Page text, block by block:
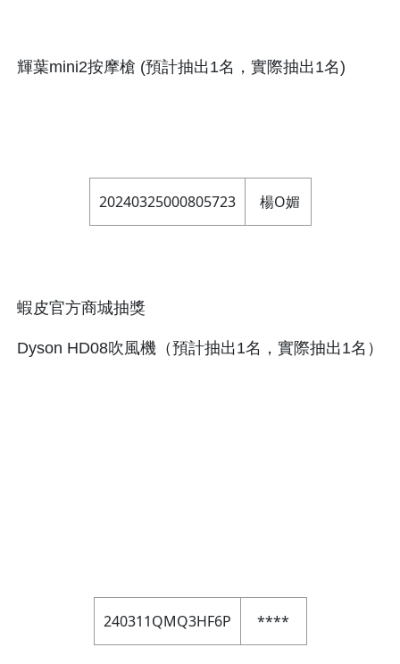
輝葉mini2按摩槍 (預計抽出1名，實際抽出1名)
20240325000805723 楊O媚
蝦皮官方商城抽獎
Dyson HD08吹風機（預計抽出1名，實際抽出1名）
240311QMQ3HF6P ****